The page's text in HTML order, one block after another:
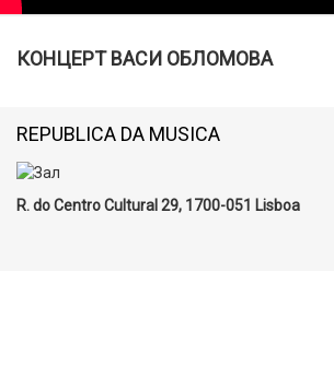
КОНЦЕРТ ВАСИ ОБЛОМОВА
REPUBLICA DA MUSICA
R. do Centro Cultural 29, 1700-051 Lisboa